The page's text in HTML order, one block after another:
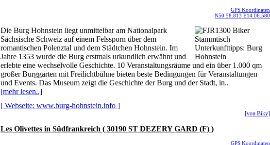
GPS Koordinaten
N50 58.813 E14 06.580
Die Burg Hohnstein liegt unmittelbar am Nationalpark
Sächsische Schweiz auf einem Felssporn über dem
romantischen Polenztal und dem Städtchen Hohnstein. Im
Jahre 1353 wurde die Burg erstmals urkundlich erwähnt und
erlebte eine wechselvolle Geschichte. 10 Veranstaltungsräume und ein über 1.000 qm
großer Burggarten mit Freilichtbühne bieten beste Bedingungen für Veranstaltungen
und Events. Das Museum zeigt die Geschichte der Burg und der Stadt, in..
[mehr lesen..]
[ Webseite: www.burg-hohnstein.info ]
[von Biky]
Les Olivettes in Südfrankreich ( 30190 ST DEZERY GARD (F) )
GPS Koordinaten